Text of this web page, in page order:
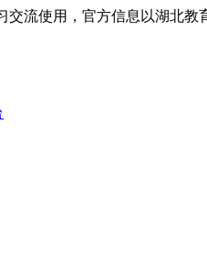
流使用，官方信息以湖北教